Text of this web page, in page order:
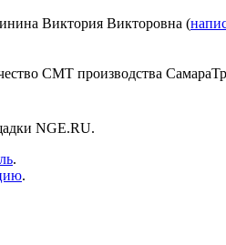
Виктория Викторовна (
СМТ производства
NGE.RU.
.
.